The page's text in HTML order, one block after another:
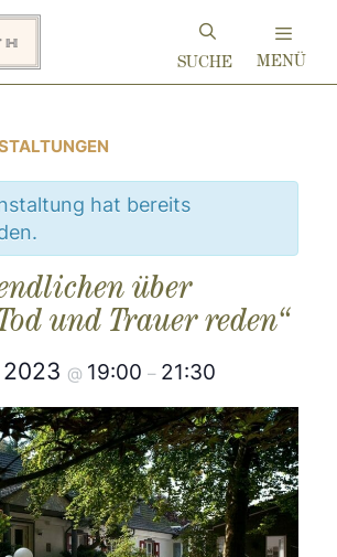
MENÜ
hat bereits
über
und Trauer reden“
@ 19:00 – 21:30